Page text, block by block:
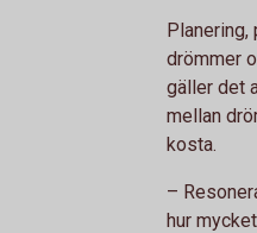
Planering,
drömmer
gäller det
mellan
kosta.
–
hur